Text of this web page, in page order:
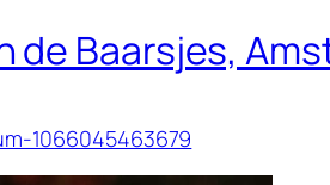
Baarsjes,
1066045463679